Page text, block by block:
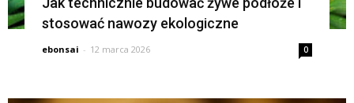
stosować nawozy ekologiczne
ebonsai - 12 marca 2026 0